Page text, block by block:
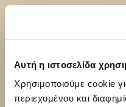
Αυτή η ιστοσελίδα
Χρησιμοποιούμε cookie
περιεχομένου και